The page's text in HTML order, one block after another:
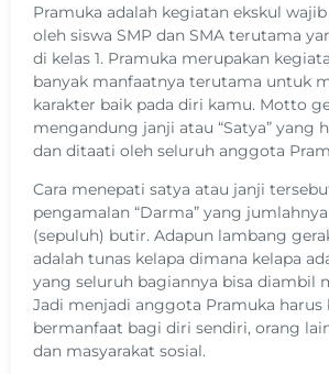
Pramuka adalah kegiatan ekskul
oleh siswa SMP dan SMA terutama
di kelas 1. Pramuka merupakan
banyak manfaatnya terutama untuk
karakter baik pada diri kamu. Motto
mengandung janji atau “Satya” yang
dan ditaati oleh seluruh anggota
Cara menepati satya atau janji
pengamalan “Darma” yang jumlahnya
(sepuluh) butir. Adapun lambang
adalah tunas kelapa dimana kelapa
yang seluruh bagiannya bisa diambil
Jadi menjadi anggota Pramuka harus
bermanfaat bagi diri sendiri, orang
dan masyarakat sosial.